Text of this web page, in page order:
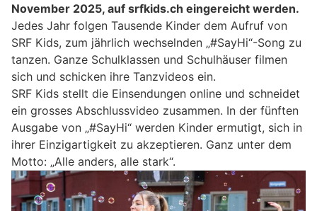
November 2025, auf srfkids.ch eingereicht werden.
Jedes Jahr folgen Tausende Kinder dem Aufruf von
SRF Kids, zum jährlich wechselnden „#SayHi“-Song zu
tanzen. Ganze Schulklassen und Schulhäuser filmen
sich und schicken ihre Tanzvideos ein.
SRF Kids stellt die Einsendungen online und schneidet
ein grosses Abschlussvideo zusammen. In der fünften
Ausgabe von „#SayHi“ werden Kinder ermutigt, sich in
ihrer Einzigartigkeit zu akzeptieren. Ganz unter dem
Motto: „Alle anders, alle stark“.